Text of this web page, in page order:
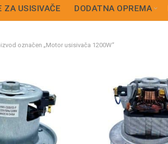
ZA USISIVAČE DODATNA OPREMA
označen „Motor usisivača 1200W“